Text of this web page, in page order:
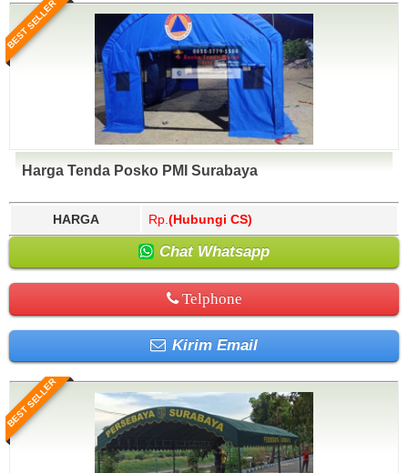
BEST SELLER
Harga Tenda Posko PMI Surabaya
HARGA Rp. (Hubungi CS)
Chat Whatsapp
Telphone
Kirim Email
BEST SELLER